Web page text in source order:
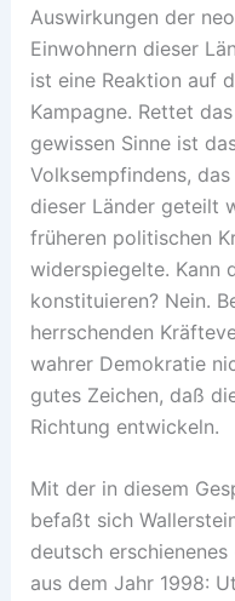
Auswirkungen der
Einwohnern dieser
ist eine Reaktion auf
Kampagne. Rettet
gewissen Sinne ist
Volksempfindens,
dieser Länder geteilt
früheren politischen
widerspiegelte. Kann
konstituieren? Nein.
herrschenden
wahrer Demokratie
gutes Zeichen, daß
Richtung entwickeln.
Mit der in diesem
befaßt sich
deutsch
aus dem Jahr 1998: